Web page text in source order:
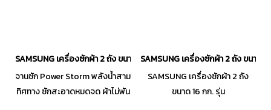
SAMSUNG เครื่องซักผ้า 2 ถัง ขนาด 14 กก. สีดำ รุ่น WT14B5040BA/ST
จานซัก Power Storm พลังน้ำสาม
ทิศทาง ซักสะอาดหมดจด ผ้าไม่พัน
SAMSUNG เครื่องซักผ้า 2 ถัง ขนาด
SAMSUNG เครื่องซักผ้า 2 ถัง
ขนาด 16 กก. รุ่น